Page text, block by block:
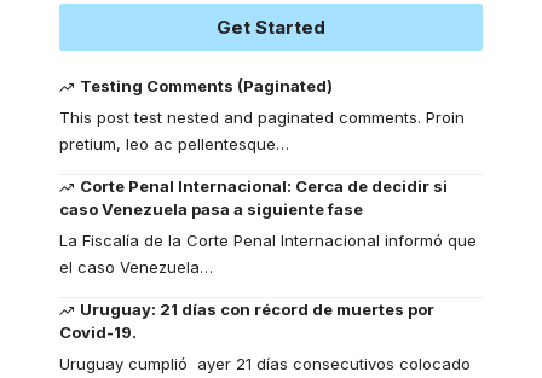
Get Started
Testing Comments (Paginated)
This post test nested and paginated comments. Proin
pretium, leo ac pellentesque…
Corte Penal Internacional: Cerca de decidir si
caso Venezuela pasa a siguiente fase
La Fiscalía de la Corte Penal Internacional informó que
el caso Venezuela…
Uruguay: 21 días con récord de muertes por
Covid-19.
Uruguay cumplió ayer 21 días consecutivos colocado